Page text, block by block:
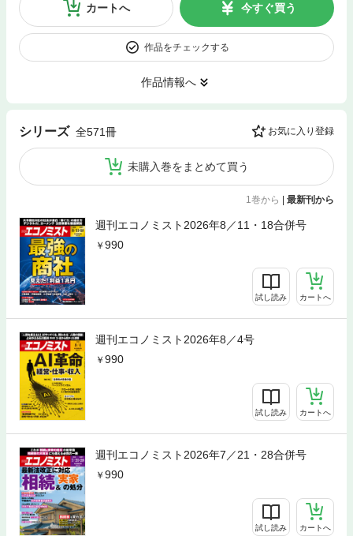
カートへ 今すぐ買う
作品をチェックする
作品情報へ
シリーズ 全571冊 お気に入り登録
未購入巻をまとめて買う
1巻から | 最新刊から
週刊エコノミスト2026年8／11・18合併号
990
試し読み カートへ
週刊エコノミスト2026年8／4号
990
試し読み カートへ
週刊エコノミスト2026年7／21・28合併号
990
試し読み カートへ